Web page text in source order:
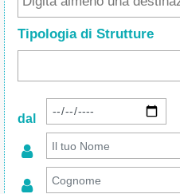
Tipologia di Strutture
dal